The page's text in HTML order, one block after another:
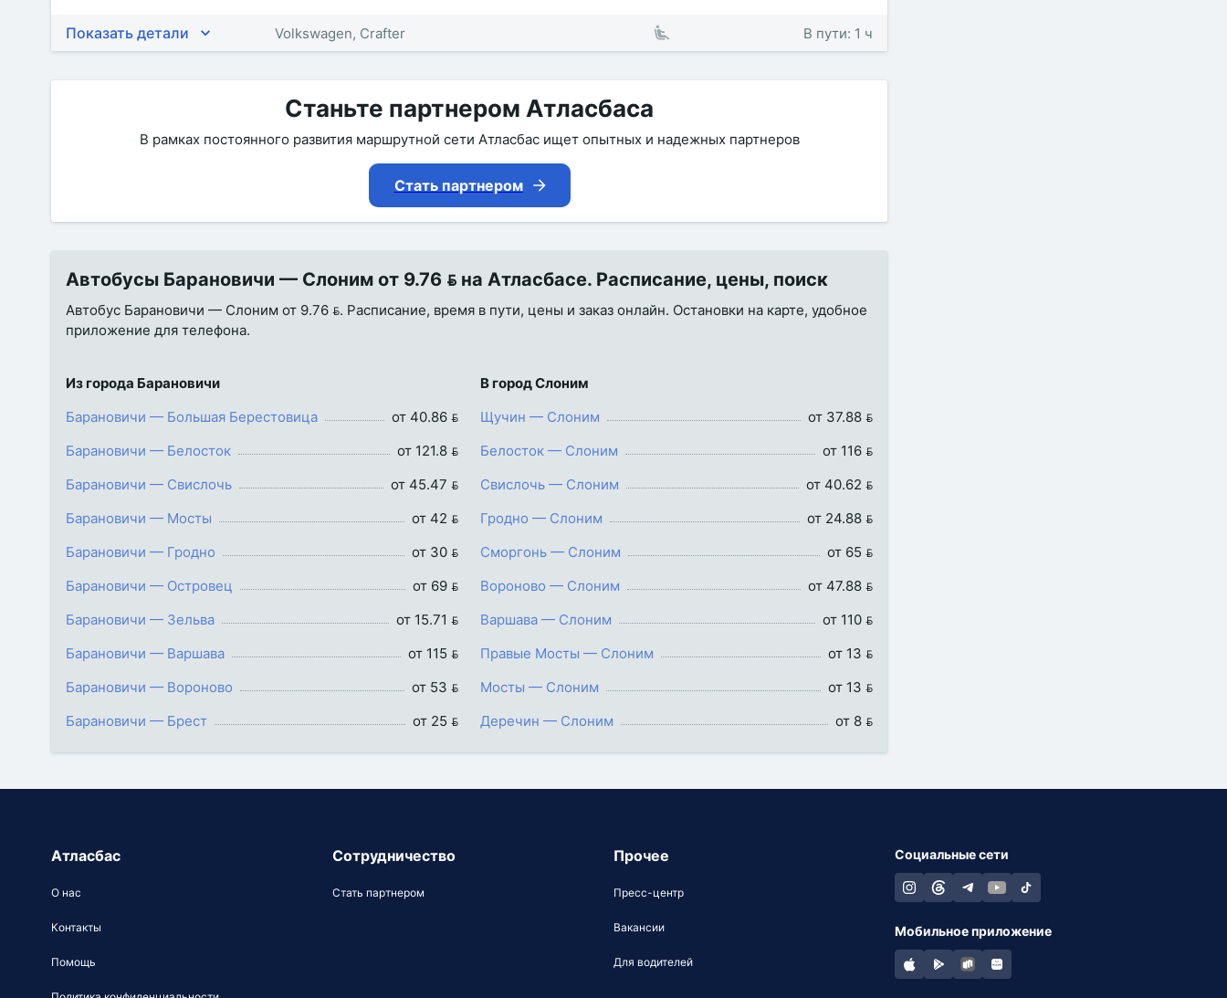
Показать детали Volkswagen, Crafter В пути: 1 ч
Станьте партнером Атласбаса
В рамках постоянного развития маршрутной сети Атласбас ищет опытных и надежных партнеров
Стать партнером
Автобусы Барановичи — Слоним от 9.76  на Атласбасе. Расписание, цены, поиск
Автобус Барановичи — Слоним от 9.76 . Расписание, время в пути, цены и заказ онлайн. Остановки на карте, удобное
приложение для телефона.
Из города Барановичи
Барановичи — Большая Берестовица
от 40.86 
Барановичи — Белосток
от 121.8 
Барановичи — Свислочь
от 45.47 
Барановичи — Мосты
от 42 
Барановичи — Гродно
от 30 
Барановичи — Островец
от 69 
Барановичи — Зельва
от 15.71 
Барановичи — Варшава
от 115 
Барановичи — Вороново
от 53 
Барановичи — Брест
от 25 
В город Слоним
Щучин — Слоним
от 37.88 
Белосток — Слоним
от 116 
Свислочь — Слоним
от 40.62 
Гродно — Слоним
от 24.88 
Сморгонь — Слоним
от 65 
Вороново — Слоним
от 47.88 
Варшава — Слоним
от 110 
Правые Мосты — Слоним
от 13 
Мосты — Слоним
от 13 
Деречин — Слоним
от 8 
Атласбас
О нас
Контакты
Помощь
Сотрудничество
Стать партнером
Прочее
Пресс-центр
Вакансии
Для водителей
Социальные сети
Мобильное приложение